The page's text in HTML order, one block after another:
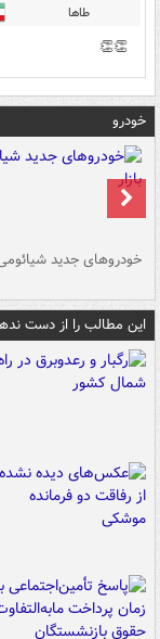
طاها
👏👏
خودرو
خودروهای جدید شیائومی
این مطالب را از دست